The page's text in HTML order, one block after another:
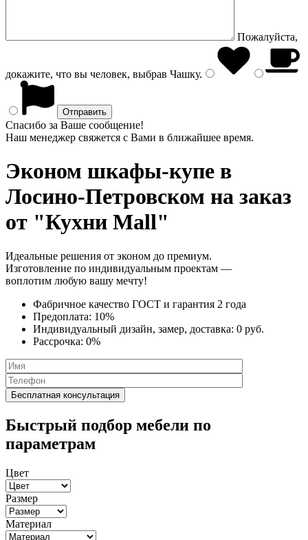
Пожалуйста,
докажите, что вы человек, выбрав Чашку.
Спасибо за Ваше сообщение!
Наш менеджер свяжется с Вами в ближайшее время.
Эконом шкафы-купе в
Лосино-Петровском на заказ
от "Кухни Mall"
Идеальные решения от эконом до премиум.
Изготовление по индивидуальным проектам —
воплотим любую вашу мечту!
Фабричное качество ГОСТ и гарантия 2 года
Предоплата: 10%
Индивидуальный дизайн, замер, доставка: 0 руб.
Рассрочка: 0%
Быстрый подбор мебели по
параметрам
Цвет
Размер
Материал